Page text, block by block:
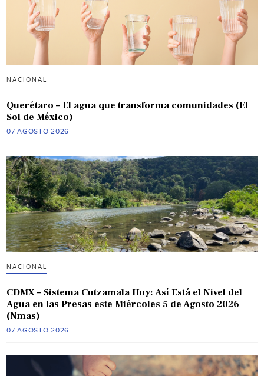
NACIONAL
Querétaro – El agua que transforma comunidades (El
Sol de México)
07 AGOSTO 2026
NACIONAL
CDMX – Sistema Cutzamala Hoy: Así Está el Nivel del
Agua en las Presas este Miércoles 5 de Agosto 2026
(Nmas)
07 AGOSTO 2026